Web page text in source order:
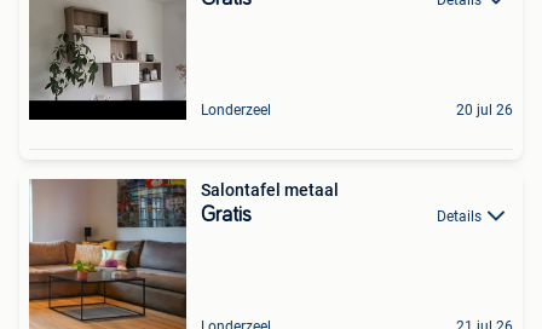
Londerzeel 20 jul 26
Salontafel metaal
Gratis Details